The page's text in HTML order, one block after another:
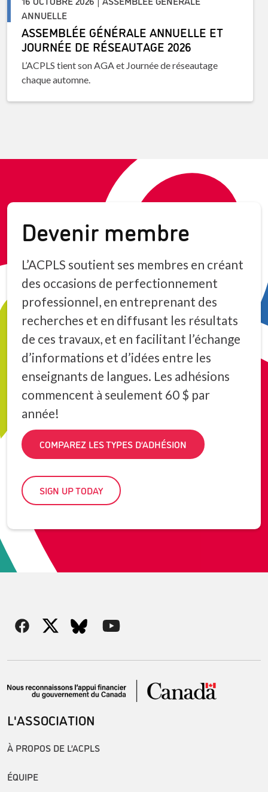
ANNUELLE
ASSEMBLÉE GÉNÉRALE ANNUELLE ET
JOURNÉE DE RÉSEAUTAGE 2026
L’ACPLS tient son AGA et Journée de réseautage
chaque automne.
Devenir membre
L’ACPLS soutient ses membres en créant
des occasions de perfectionnement
professionnel, en entreprenant des
recherches et en diffusant les résultats
de ces travaux, et en facilitant l’échange
d’informations et d’idées entre les
enseignants de langues. Les adhésions
commencent à seulement 60 $ par
année!
COMPAREZ LES TYPES D’ADHÉSION
SIGN UP TODAY
L'ASSOCIATION
À PROPOS DE L’ACPLS
ÉQUIPE